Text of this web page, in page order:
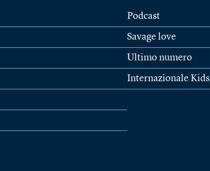
Podcast
Savage love
Ultimo numero
Internazionale Kids